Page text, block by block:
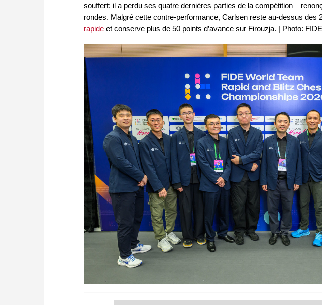
souffert: il a perdu ses quatre dernières parties de la compétition –
rondes. Malgré cette contre-performance, Carlsen reste au-dessus des
rapide et conserve plus de 50 points d’avance sur Firouzja. | Photo: